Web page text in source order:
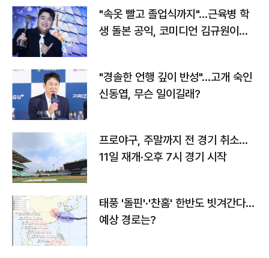
"속옷 빨고 졸업식까지"…근육병 학
생 돌본 공익, 코미디언 김규원이었
"경솔한 언행 깊이 반성"…고개 숙인
신동엽, 무슨 일이길래?
프로야구, 주말까지 전 경기 취소…
11일 재개·오후 7시 경기 시작
태풍 '돌핀'·'찬홈' 한반도 빗겨간다…
예상 경로는?